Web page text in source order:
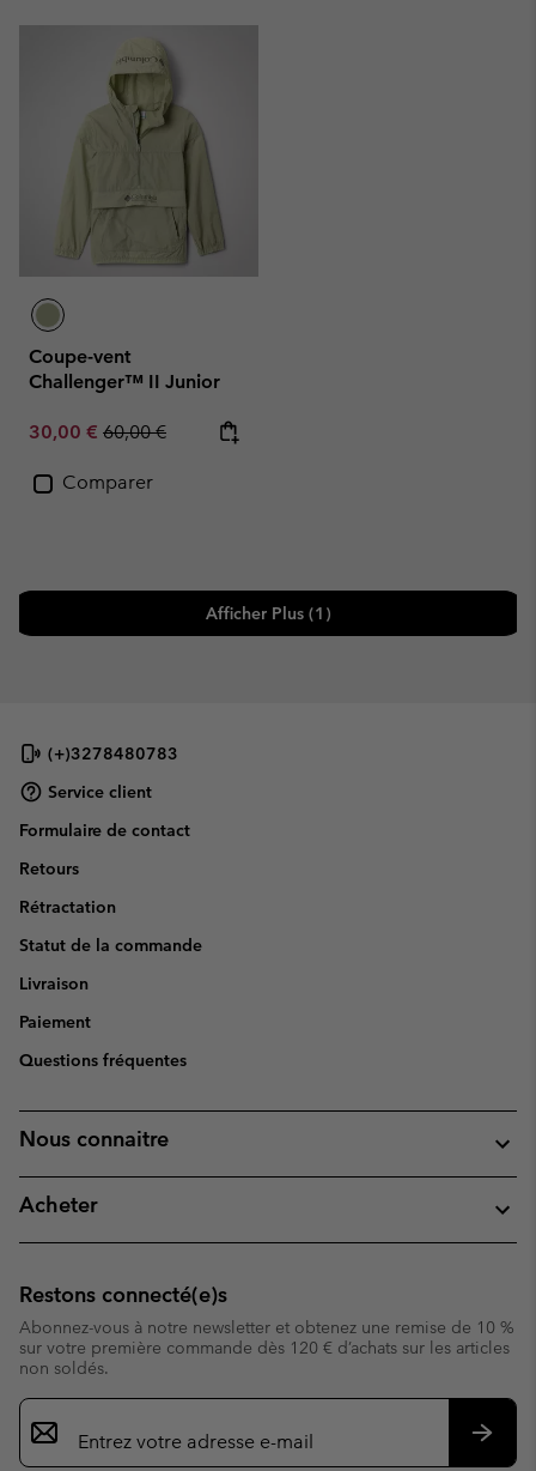
Coupe-vent
Challenger™ II Junior
Sale price:
30,00 € Regular price:
60,00 €
Comparer
Afficher Plus (1)
(+)3278480783
Service client
Formulaire de contact
Retours
Rétractation
Statut de la commande
Livraison
Paiement
Questions fréquentes
Nous connaitre
Acheter
Restons connecté(e)s
Abonnez-vous à notre newsletter et obtenez une remise de 10 %
sur votre première commande dès 120 € d’achats sur les articles
non soldés.
Inscription
par
e-